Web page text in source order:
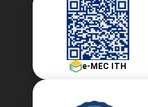
e-MEC ITH